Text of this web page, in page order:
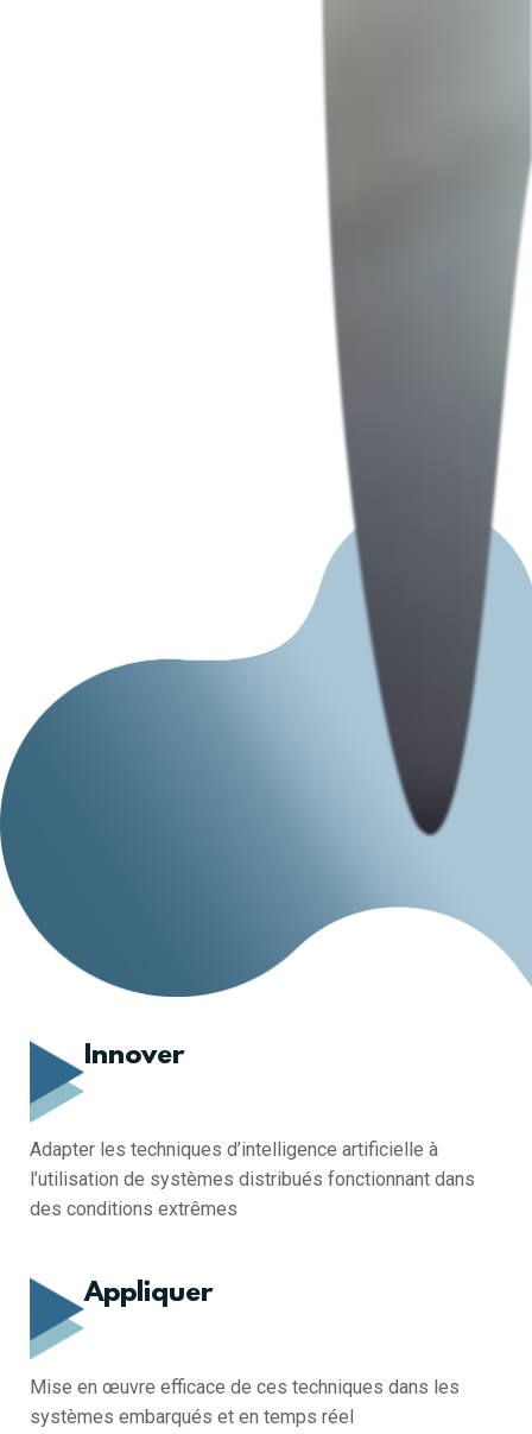
Innover
Adapter les techniques d’intelligence artificielle à
l’utilisation de systèmes distribués fonctionnant dans
des conditions extrêmes
Appliquer
Mise en œuvre efficace de ces techniques dans les
systèmes embarqués et en temps réel